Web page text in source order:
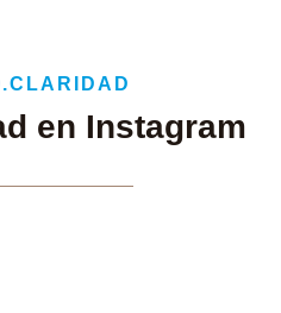
en Instagram